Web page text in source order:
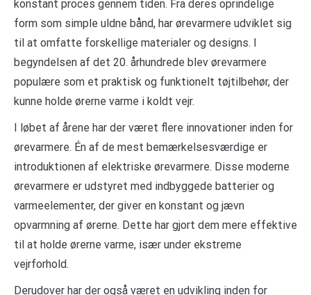
konstant proces gennem tiden. Fra deres oprindelige
form som simple uldne bånd, har ørevarmere udviklet sig
til at omfatte forskellige materialer og designs. I
begyndelsen af det 20. århundrede blev ørevarmere
populære som et praktisk og funktionelt tøjtilbehør, der
kunne holde ørerne varme i koldt vejr.
I løbet af årene har der været flere innovationer inden for
ørevarmere. Én af de mest bemærkelsesværdige er
introduktionen af elektriske ørevarmere. Disse moderne
ørevarmere er udstyret med indbyggede batterier og
varmeelementer, der giver en konstant og jævn
opvarmning af ørerne. Dette har gjort dem mere effektive
til at holde ørerne varme, især under ekstreme
vejrforhold.
Derudover har der også været en udvikling inden for